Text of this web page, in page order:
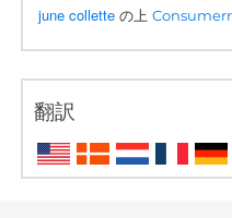
june collette の上
翻訳